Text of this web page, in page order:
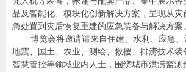
品及智能化、模块化创新解决方案，呈现从
急处置到灾后恢复重建的应急装备与解决方案
博览会将邀请请来自住建、水利、应急、
地震、国土、农业、测绘、救援、排涝技术装
智慧管控等领域业内人士，围绕城市洪涝监测